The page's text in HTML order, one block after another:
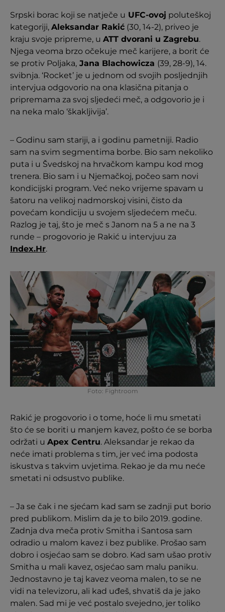
Srpski borac koji se natječe u UFC-ovoj poluteškoj
kategoriji, Aleksandar Rakić (30, 14-2), priveo je
kraju svoje pripreme, u ATT dvorani u Zagrebu.
Njega veoma brzo očekuje meč karijere, a borit će
se protiv Poljaka, Jana Blachowicza (39, 28-9), 14.
svibnja. ‘Rocket’ je u jednom od svojih posljednjih
intervjua odgovorio na ona klasična pitanja o
pripremama za svoj sljedeći meč, a odgovorio je i
na neka malo ‘škakljivija’.
– Godinu sam stariji, a i godinu pametniji. Radio
sam na svim segmentima borbe. Bio sam nekoliko
puta i u Švedskoj na hrvačkom kampu kod mog
trenera. Bio sam i u Njemačkoj, počeo sam novi
kondicijski program. Već neko vrijeme spavam u
šatoru na velikoj nadmorskoj visini, čisto da
povećam kondiciju u svojem sljedećem meču.
Razlog je taj, što je meč s Janom na 5 a ne na 3
runde – progovorio je Rakić u intervjuu za
Index.Hr.
Foto: Fightroom
Rakić je progovorio i o tome, hoće li mu smetati
što će se boriti u manjem kavez, pošto će se borba
održati u Apex Centru. Aleksandar je rekao da
neće imati problema s tim, jer već ima podosta
iskustva s takvim uvjetima. Rekao je da mu neće
smetati ni odsustvo publike.
– Ja se čak i ne sjećam kad sam se zadnji put borio
pred publikom. Mislim da je to bilo 2019. godine.
Zadnja dva meča protiv Smitha i Santosa sam
odradio u malom kavez i bez publike. Prošao sam
dobro i osjećao sam se dobro. Kad sam ušao protiv
Smitha u mali kavez, osjećao sam malu paniku.
Jednostavno je taj kavez veoma malen, to se ne
vidi na televizoru, ali kad uđeš, shvatiš da je jako
malen. Sad mi je već postalo svejedno, jer toliko